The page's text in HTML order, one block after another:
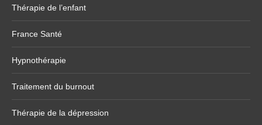
Thérapie de l’enfant
France Santé
Hypnothérapie
Traitement du burnout
Thérapie de la dépression